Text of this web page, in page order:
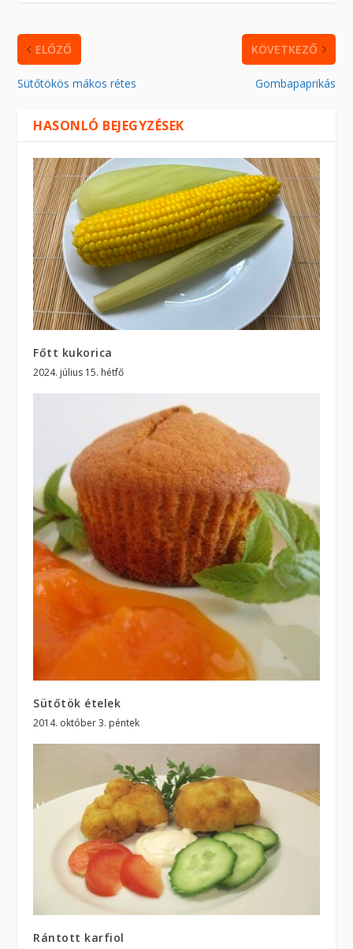
ELŐZŐ
Sütőtökös mákos rétes
KÖVETKEZŐ
Gombapaprikás
HASONLÓ BEJEGYZÉSEK
Főtt kukorica
2024. július 15. hétfő
Sütőtök ételek
2014. október 3. péntek
Rántott karfiol